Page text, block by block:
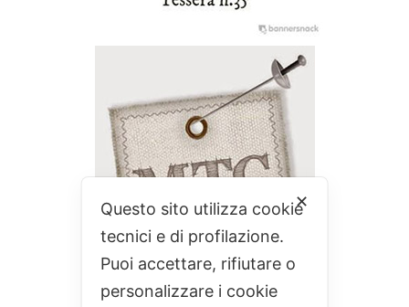
✕
Questo sito utilizza cookie
tecnici e di profilazione.
Puoi accettare, rifiutare o
personalizzare i cookie